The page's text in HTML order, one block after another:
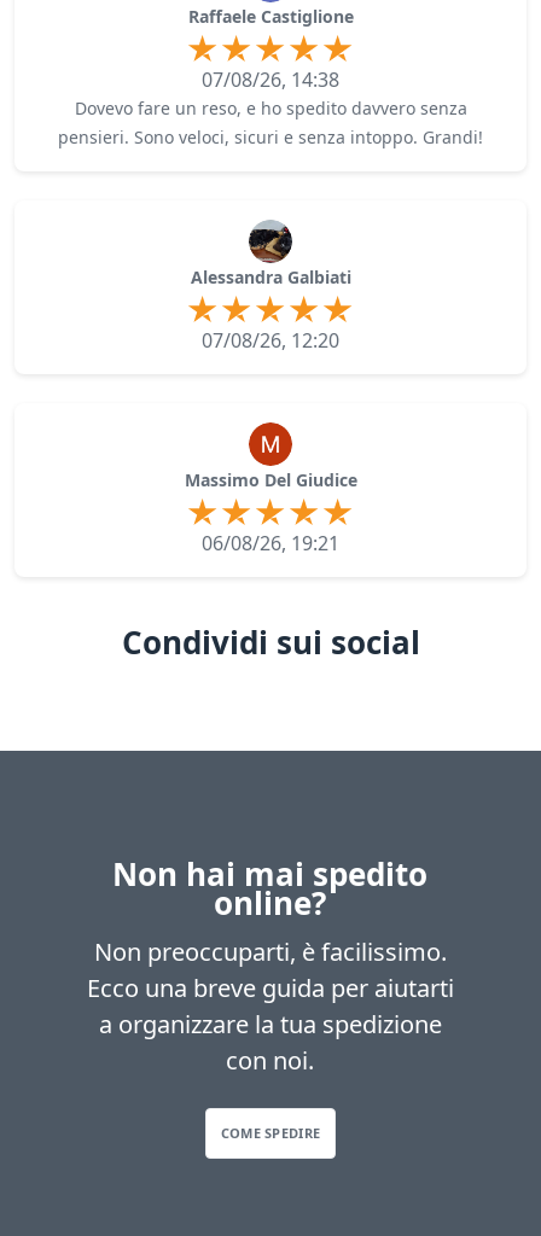
Raffaele Castiglione
07/08/26, 14:38
Dovevo fare un reso, e ho spedito davvero senza
pensieri. Sono veloci, sicuri e senza intoppo. Grandi!
Alessandra Galbiati
07/08/26, 12:20
Massimo Del Giudice
06/08/26, 19:21
Condividi sui social
Non hai mai spedito
online?
Non preoccuparti, è facilissimo.
Ecco una breve guida per aiutarti
a organizzare la tua spedizione
con noi.
COME SPEDIRE